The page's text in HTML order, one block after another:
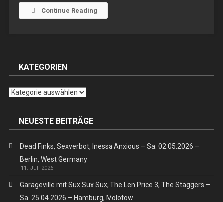
Moritzbastei
Continue Reading
KATEGORIEN
Kategorien
NEUESTE BEITRÄGE
Dead Finks, Sexverbot, Inessa Anxious – Sa. 02.05.2026 –
Berlin, West Germany
11. Juli 2026
Garageville mit Sux Sux Sux, The Len Price 3, The Staggers –
Sa. 25.04.2026 – Hamburg, Molotow